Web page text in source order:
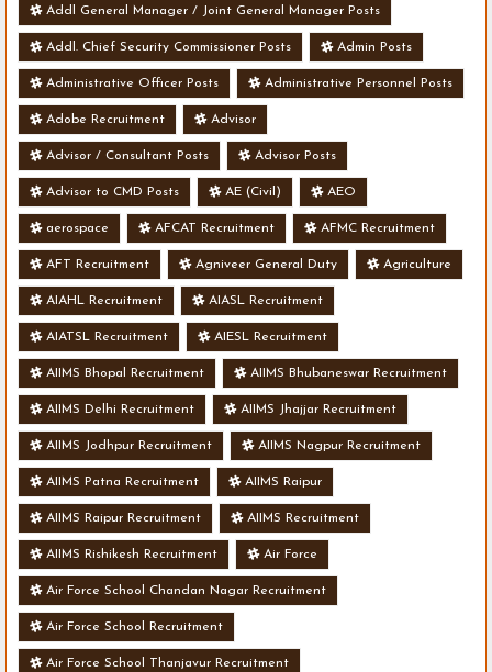
Addl General Manager / Joint General Manager Posts
Addl. Chief Security Commissioner Posts Admin Posts
Administrative Officer Posts Administrative Personnel Posts
Adobe Recruitment Advisor
Advisor / Consultant Posts Advisor Posts
Advisor to CMD Posts AE (Civil) AEO
aerospace AFCAT Recruitment AFMC Recruitment
AFT Recruitment Agniveer General Duty Agriculture
AIAHL Recruitment AIASL Recruitment
AIATSL Recruitment AIESL Recruitment
AIIMS Bhopal Recruitment AIIMS Bhubaneswar Recruitment
AIIMS Delhi Recruitment AIIMS Jhajjar Recruitment
AIIMS Jodhpur Recruitment AIIMS Nagpur Recruitment
AIIMS Patna Recruitment AIIMS Raipur
AIIMS Raipur Recruitment AIIMS Recruitment
AIIMS Rishikesh Recruitment Air Force
Air Force School Chandan Nagar Recruitment
Air Force School Recruitment
Air Force School Thanjavur Recruitment